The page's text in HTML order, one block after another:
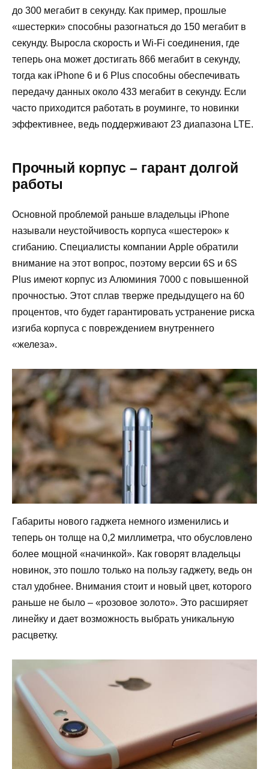
до 300 мегабит в секунду. Как пример, прошлые
«шестерки» способны разогнаться до 150 мегабит в
секунду. Выросла скорость и Wi-Fi соединения, где
теперь она может достигать 866 мегабит в секунду,
тогда как iPhone 6 и 6 Plus способны обеспечивать
передачу данных около 433 мегабит в секунду. Если
часто приходится работать в роуминге, то новинки
эффективнее, ведь поддерживают 23 диапазона LTE.
Прочный корпус – гарант долгой
работы
Основной проблемой раньше владельцы iPhone
называли неустойчивость корпуса «шестерок» к
сгибанию. Специалисты компании Apple обратили
внимание на этот вопрос, поэтому версии 6S и 6S
Plus имеют корпус из Алюминия 7000 c повышенной
прочностью. Этот сплав тверже предыдущего на 60
процентов, что будет гарантировать устранение риска
изгиба корпуса с повреждением внутреннего
«железа».
Габариты нового гаджета немного изменились и
теперь он толще на 0,2 миллиметра, что обусловлено
более мощной «начинкой». Как говорят владельцы
новинок, это пошло только на пользу гаджету, ведь он
стал удобнее. Внимания стоит и новый цвет, которого
раньше не было – «розовое золото». Это расширяет
линейку и дает возможность выбрать уникальную
расцветку.